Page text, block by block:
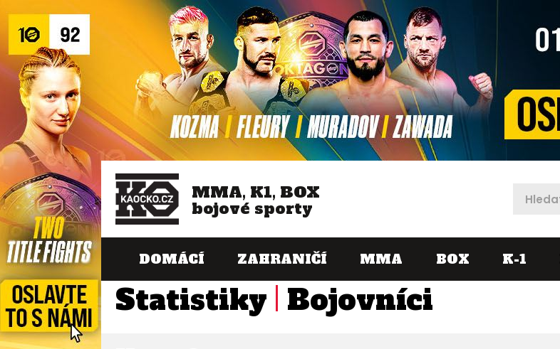
MMA, K1, BOX
bojové sporty
DOMÁCÍ ZAHRANIČÍ MMA BOX K-1
Statistiky Bojovníci